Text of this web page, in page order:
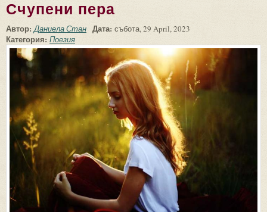
Счупени пера
Автор:Даниела Стан Дата: събота, 29 April, 2023
Категория: Поезия